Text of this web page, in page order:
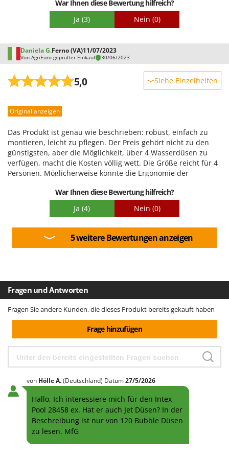
Montage hatte, die sehr kompliziert schien, stellte sich
heraus, dass es eine ganz einfache Sache war. Die einzige
Vorsichtsmaßnahme besteht darin, es zu zweit zu tun.
War Ihnen diese Bewertung hilfreich?
Ja (3) Nein (0)
Daniela G.Ferno (VA)11/07/2023
Von AgriEuro geprüfter Einkauf 30/06/2023
5,0 Siehe Einzelheiten
Leistung
Qualität / Preis
Schwierigkeitsgrad Zusammenbau
Verpackung
Original anzeigen
Das Produkt ist genau wie beschrieben: robust, einfach zu
montieren, leicht zu pflegen. Der Preis gehört nicht zu den
günstigsten, aber die Möglichkeit, über 4 Wasserdüsen zu
verfügen, macht die Kosten völlig wett. Die Größe reicht für 4
Personen. Möglicherweise könnte die Ergonomie der
reichen. Das Paket kam pünktlich an, obwohl wir es mitten im
Sommer bestellt haben. Sehr empfehlenswert!
War Ihnen diese Bewertung hilfreich?
Ja (4) Nein (0)
5 weitere Bewertungen anzeigen
Fragen und Antworten
Fragen Sie andere Kunden, die dieses Produkt bereits gekauft haben
Frage hinzufügen
von HölleA.(Deutschland) Datum27/5/2026
Hallo, Ich interessiere mich für den Intex
Pool 28458 ex. Hat er auch Jet Düsen? In der
Beschreibung ist nur von 120 Bubble Düsen
zu lesen. MfG